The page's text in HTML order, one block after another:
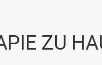
ZU